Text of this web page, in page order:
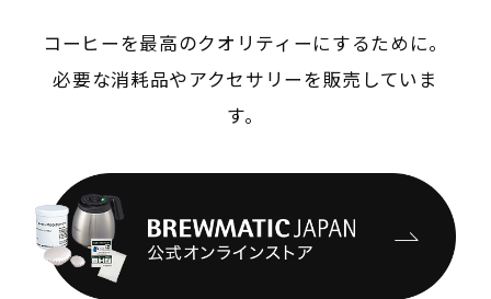
コーヒーを最高のクオリティーにするために。
必要な消耗品やアクセサリーを販売していま
す。